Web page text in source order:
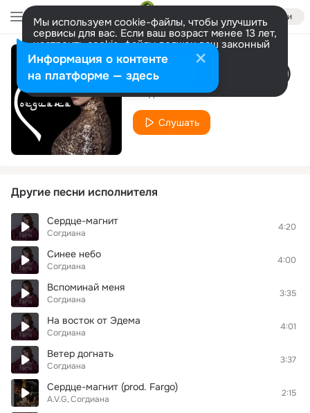
Войти
Мы используем cookie-файлы, чтобы улучшить
сервисы для вас. Если ваш возраст менее 13 лет,
настроить cookie-файлы должен ваш законный
представитель. Больше информации
Разрешить все Настроить
Синее небо (Remix)
Согдиана
Слушать
Другие песни исполнителя
Сердце-магнит
Согдиана
4:20
Синее небо
Согдиана
4:00
Вспоминай меня
Согдиана
3:35
На восток от Эдема
Согдиана
4:01
Ветер догнать
Согдиана
3:37
Сердце-магнит (prod. Fargo)
A.V.G Согдиана
2:15
Информация о контенте
на платформе — здесь